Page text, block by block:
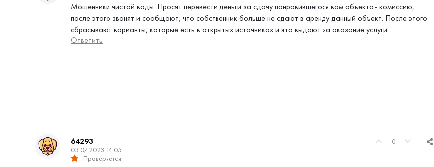
Мошенники чистой воды. Просят перевести деньги за сдачу понравившегося вам объекта- комиссию,
после этого звонят и сообщают, что собственник больше не сдают в аренду данный объект. После этого
сбрасывают варианты, которые есть в открытых источниках и это выдают за оказание услуги.
Ответить
0
64293
03.07.2023 14:05
Проверяется